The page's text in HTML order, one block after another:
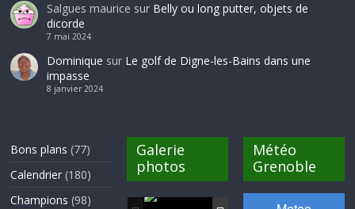
Salgues maurice sur Belly ou long putter, objets de
dicorde
7 mai 2024
Dominique sur Le golf de Digne-les-Bains dans une
impasse
8 janvier 2024
Bons plans (77)
Calendrier (180)
Champions (98)
Galerie
photos
Météo
Grenoble